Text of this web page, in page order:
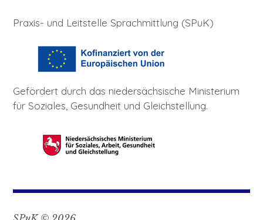
Praxis- und Leitstelle Sprachmittlung (SPuK)
Gefördert durch das niedersächsische Ministerium
für Soziales, Gesundheit und Gleichstellung.